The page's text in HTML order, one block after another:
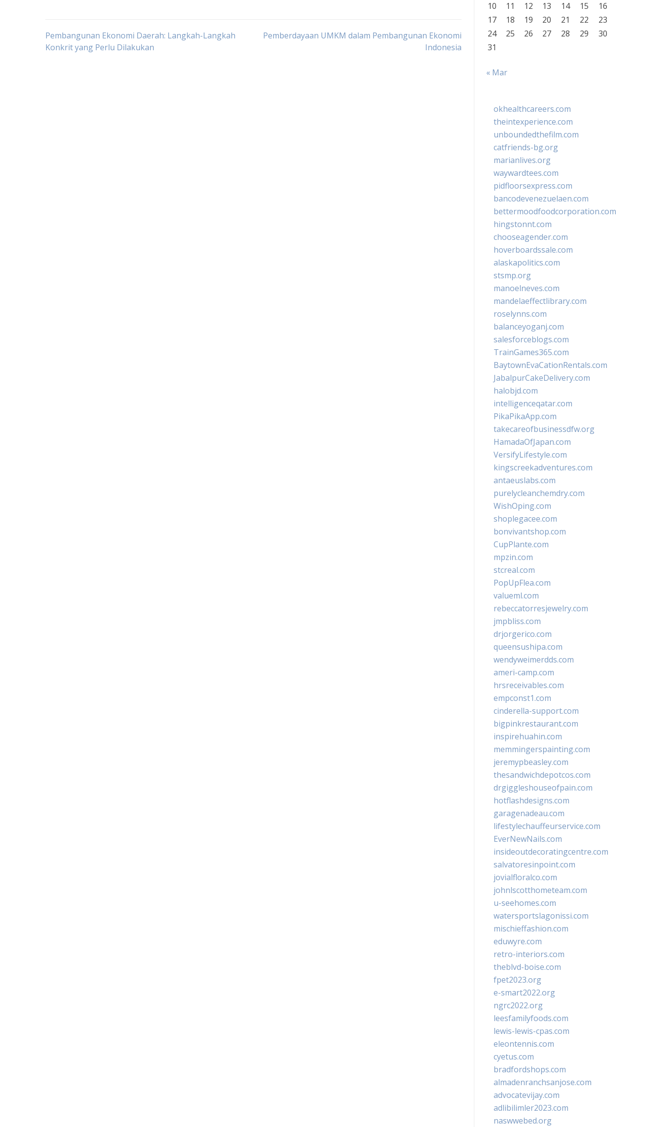
Post
Pembangunan Ekonomi Daerah: Langkah-Langkah
Konkrit yang Perlu Dilakukan
Pemberdayaan UMKM dalam Pembangunan Ekonomi
Indonesia
10
11 12 13 14 15
16
17
18 19 20 21 22
23
24
25 26 27 28 29
30
31
« Mar
okhealthcareers.com
theintexperience.com
unboundedthefilm.com
catfriends-bg.org
marianlives.org
waywardtees.com
pidfloorsexpress.com
bancodevenezuelaen.com
bettermoodfoodcorporation.com
hingstonnt.com
chooseagender.com
hoverboardssale.com
alaskapolitics.com
stsmp.org
manoelneves.com
mandelaeffectlibrary.com
roselynns.com
balanceyoganj.com
salesforceblogs.com
TrainGames365.com
BaytownEvaCationRentals.com
JabalpurCakeDelivery.com
halobjd.com
intelligenceqatar.com
PikaPikaApp.com
takecareofbusinessdfw.org
HamadaOfJapan.com
VersifyLifestyle.com
kingscreekadventures.com
antaeuslabs.com
purelycleanchemdry.com
WishOping.com
shoplegacee.com
bonvivantshop.com
CupPlante.com
mpzin.com
stcreal.com
PopUpFlea.com
valueml.com
rebeccatorresjewelry.com
jmpbliss.com
drjorgerico.com
queensushipa.com
wendyweimerdds.com
ameri-camp.com
hrsreceivables.com
empconst1.com
cinderella-support.com
bigpinkrestaurant.com
inspirehuahin.com
memmingerspainting.com
jeremypbeasley.com
thesandwichdepotcos.com
drgiggleshouseofpain.com
hotflashdesigns.com
garagenadeau.com
lifestylechauffeurservice.com
EverNewNails.com
insideoutdecoratingcentre.com
salvatoresinpoint.com
jovialfloralco.com
johnlscotthometeam.com
u-seehomes.com
watersportslagonissi.com
mischieffashion.com
eduwyre.com
retro-interiors.com
theblvd-boise.com
fpet2023.org
e-smart2022.org
ngrc2022.org
leesfamilyfoods.com
lewis-lewis-cpas.com
eleontennis.com
cyetus.com
bradfordshops.com
almadenranchsanjose.com
advocatevijay.com
adlibilimler2023.com
naswwebed.org